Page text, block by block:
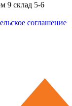
9 склад 5-6
соглашение